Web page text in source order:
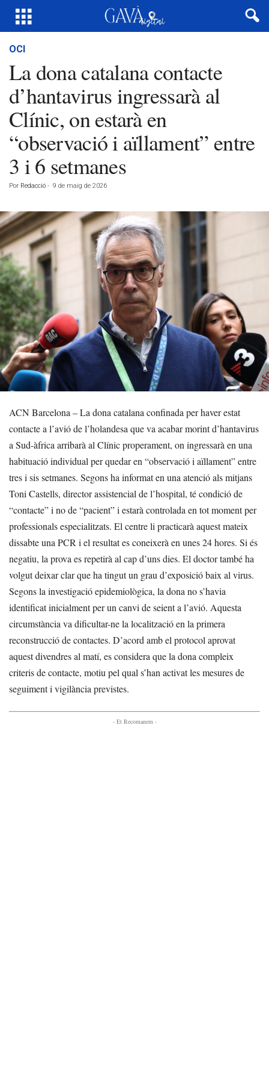
OCI
La dona catalana contacte
d’hantavirus ingressarà al
Clínic, on estarà en
“observació i aïllament” entre
3 i 6 setmanes
Por Redacció - 9 de maig de 2026
ACN Barcelona – La dona catalana confinada per haver estat
contacte a l’avió de l’holandesa que va acabar morint d’hantavirus
a Sud-àfrica arribarà al Clínic properament, on ingressarà en una
habituació individual per quedar en “observació i aïllament” entre
tres i sis setmanes. Segons ha informat en una atenció als mitjans
Toni Castells, director assistencial de l’hospital, té condició de
“contacte” i no de “pacient” i estarà controlada en tot moment per
professionals especialitzats. El centre li practicarà aquest mateix
dissabte una PCR i el resultat es coneixerà en unes 24 hores. Si és
negatiu, la prova es repetirà al cap d’uns dies. El doctor també ha
volgut deixar clar que ha tingut un grau d’exposició baix al virus.
Segons la investigació epidemiològica, la dona no s’havia
identificat inicialment per un canvi de seient a l’avió. Aquesta
circumstància va dificultar-ne la localització en la primera
reconstrucció de contactes. D’acord amb el protocol aprovat
aquest divendres al matí, es considera que la dona compleix
criteris de contacte, motiu pel qual s’han activat les mesures de
seguiment i vigilància previstes.
- Et Recomanem -